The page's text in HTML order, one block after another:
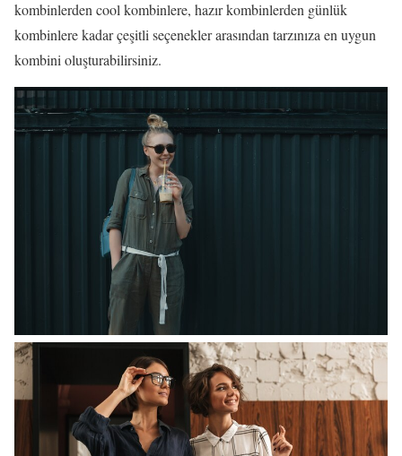
kombinlerden cool kombinlere, hazır kombinlerden günlük
kombinlere kadar çeşitli seçenekler arasından tarzınıza en uygun
kombini oluşturabilirsiniz.